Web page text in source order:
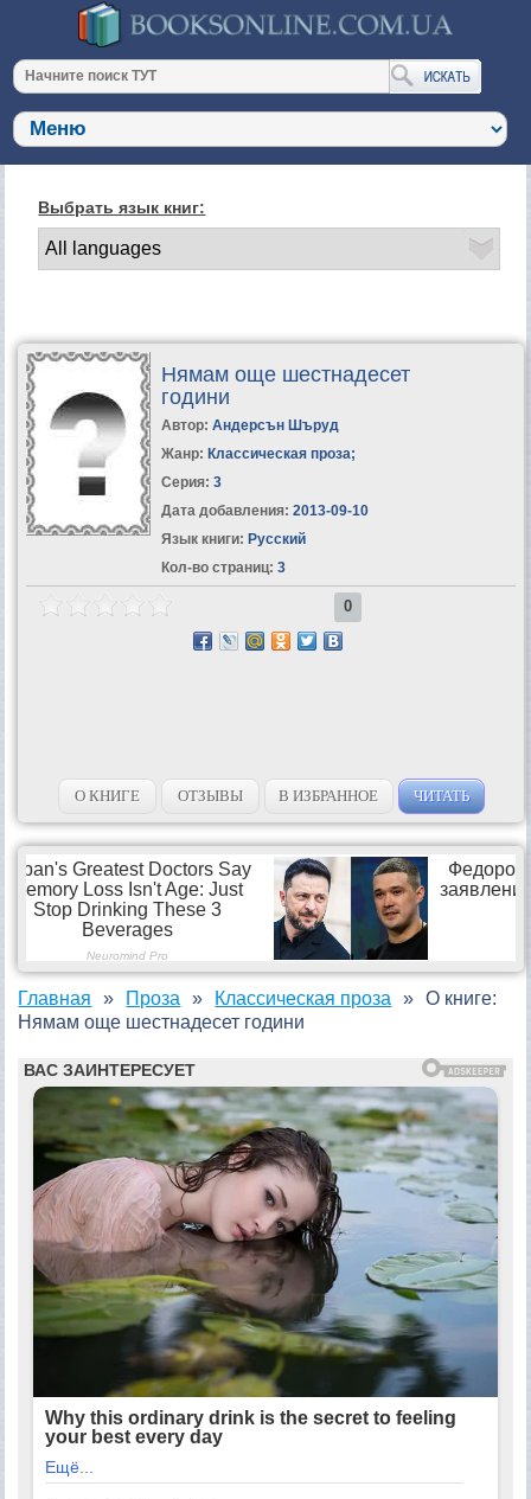
Выбрать язык книг:
Нямам още шестнадесет
години
Автор: Андерсън Шъруд
Жанр: Классическая проза;
Серия: 3
Дата добавления: 2013-09-10
Язык книги: Русский
Кол-во страниц: 3
0
О КНИГЕ ОТЗЫВЫ В ИЗБРАННОЕ ЧИТАТЬ
Главная Проза Классическая проза
О книге:
Нямам още шестнадесет години